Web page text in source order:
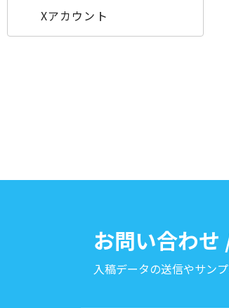
Xアカウント
お問い合わ
入稿データの送信やサン